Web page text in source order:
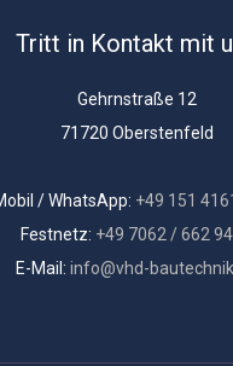
Tritt in Kontakt mit
Gehrnstraße 12
71720 Oberstenfeld
/ WhatsApp: +49 151
Festnetz: +49 7062 / 662
E-Mail: info@vhd-